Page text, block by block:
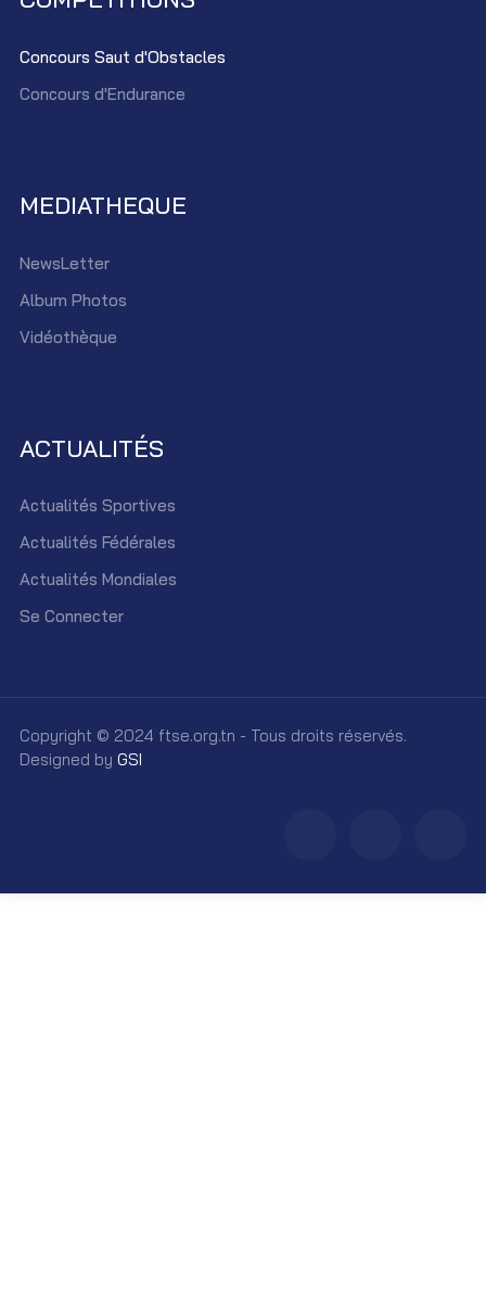
Concours Saut d'Obstacles
Concours d'Endurance
MEDIATHEQUE
NewsLetter
Album Photos
Vidéothèque
ACTUALITÉS
Actualités Sportives
Actualités Fédérales
Actualités Mondiales
Se Connecter
Copyright © 2024 ftse.org.tn - Tous droits réservés.
Designed by GSI